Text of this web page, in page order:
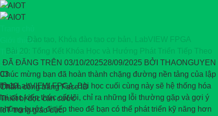
Chuyển
đến
Giới thiệu
Tin tức
Sản phẩm
Giải pháp
Chấm công bằng Face ID
Thiết bị đọc căn cước
IoT trong giáo dục
Đào tạo, Khóa đào tạo cơ bản,
LabVIEW FPGA
Bài 20: Tổng Kết Khóa Học và Hướng Phát Triển Tiếp Theo
ĐÃ ĐĂNG TRÊN 03/10/202528/09/2025 BỞI THAONGUYEN
03
Th10
Chúc mừng bạn đã hoàn thành chặng đường nền tảng của lập
trình LabVIEW FPGA. Bài học cuối cùng này sẽ hệ thống hóa
lại các kiến thức cốt lõi, chỉ ra những lỗi thường gặp và gợi ý
những bước đi tiếp theo để bạn có thể phát triển kỹ năng hơn